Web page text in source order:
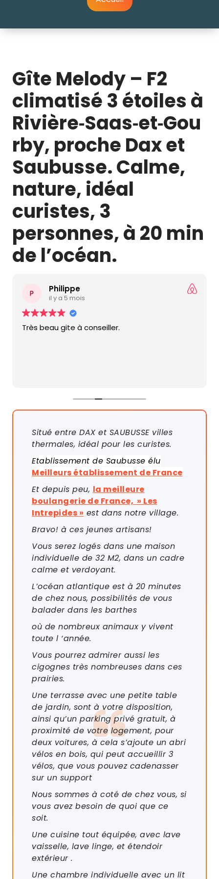
Gîte Melody – F2
climatisé 3 étoiles à
Rivière‑Saas‑et‑Gou
rby, proche Dax et
Saubusse. Calme,
nature, idéal
curistes, 3
personnes, à 20 min
de l’océan.
Philippe
il y a 5 mois
Très beau gite à conseiller.
Situé entre DAX et SAUBUSSE villes
thermales, idéal pour les curistes.
Etablissement de Saubusse élu
Meilleurs établissement de France
Et depuis peu, la meilleure
boulangerie de France, » Les
Intrepides » est dans notre village.
Bravo! à ces jeunes artisans!
Vous serez logés dans une maison
individuelle de 32 M2, dans un cadre
calme et verdoyant.
L’océan atlantique est à 20 minutes
de chez nous, possibilités de vous
balader dans les barthes
où de nombreux animaux y vivent
toute l ‘année.
Vous pourrez admirer aussi les
cigognes très nombreuses dans ces
prairies.
Une terrasse avec une petite table
de jardin, sont à votre disposition,
ainsi qu’un parking privé gratuit, à
proximité de votre logement, pour
deux voitures, à cela s’ajoute un abri
vélos en bois, qui peut accueillir 3
vélos, que vous pouvez cadenasser
sur un support
Nous sommes à coté de chez vous, si
vous avez besoin de quoi que ce
soit.
Une cuisine tout équipée, avec lave
vaisselle, lave linge, et étendoir
extérieur .
Une chambre individuelle avec un lit